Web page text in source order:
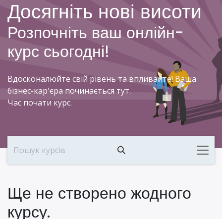
Skip to Content
Досягніть нові висоти
Розпочніть ваш онлійн-
курс сьогодні!
Вдосконалюйте свій рівень та впливайте! Ваша
бізнес-кар'єра починається тут.
Час почати курс.
Ще не створено жодного
курсу.